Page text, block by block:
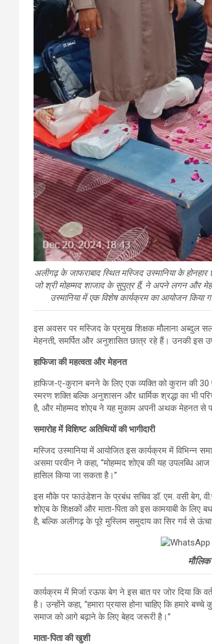
अलीगढ़ के जाफराबाद स्थित मस्जिद उस्मानिया के होनहार
जो श्री मोहम्मद शाजाद के सुपुत्र हैं, ने अपने लगन और
उस्मानिया में एक विशेष कार्यक्रम का आयोजन किया
इस अवसर पर मस्जिद के प्रमुख शिक्षक मौलाना अब्दुल
मेहनती, समर्पित और अनुशासित छात्र रहे हैं। उनकी इस
हाफिजा की महत्वता और मेहनत
हाफिज-ए-कुरान बनने के लिए एक व्यक्ति को कुरान की 30
स्मरण शक्ति बल्कि अनुशासन और धार्मिक श्रद्धा का भी
है, और मोहम्मद शोएब ने यह मुकाम अपनी अथक मेहनत से
समारोह में विशिष्ट अतिथियों की भागीदारी
मस्जिद उस्मानिया में आयोजित इस कार्यक्रम में विभिन्न
असमा परवीन ने कहा, “मोहम्मद शोएब की यह उपलब्धि
हासिल किया जा सकता है।”
इस मौके पर फाउंडेशन के प्रबंध सचिव डॉ. एम. वसी बेग,
शोएब के शिक्षकों और माता-पिता को इस कामयाबी के लिए
है, बल्कि अलीगढ़ के पूरे मुस्लिम समुदाय का सिर गर्व से ऊंचा
कार्यक्रम में मिर्जा रऊफ बेग ने इस बात पर जोर दिया कि
है। उन्होंने कहा, “हमारा प्रयास होना चाहिए कि हमारे
समाज को आगे बढ़ाने के लिए बेहद जरूरी है।”
माता-पिता की खुशी